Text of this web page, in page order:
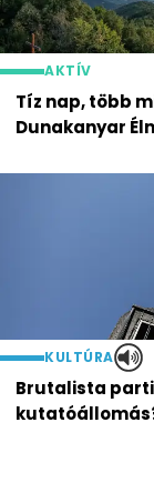
AKTÍV
Tíz nap, több
Dunakanyar
KULTÚRA
Brutalista